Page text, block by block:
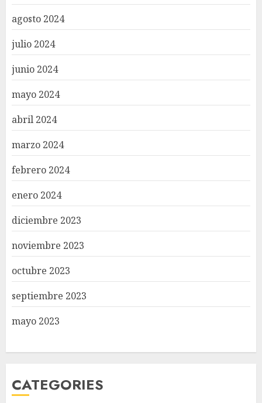
agosto 2024
julio 2024
junio 2024
mayo 2024
abril 2024
marzo 2024
febrero 2024
enero 2024
diciembre 2023
noviembre 2023
octubre 2023
septiembre 2023
mayo 2023
CATEGORIES